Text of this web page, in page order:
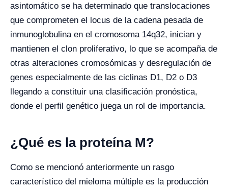
asintomático se ha determinado que translocaciones
que comprometen el locus de la cadena pesada de
inmunoglobulina en el cromosoma 14q32, inician y
mantienen el clon proliferativo, lo que se acompaña de
otras alteraciones cromosómicas y desregulación de
genes especialmente de las ciclinas D1, D2 o D3
llegando a constituir una clasificación pronóstica,
donde el perfil genético juega un rol de importancia.
¿Qué es la proteína M?
Como se mencionó anteriormente un rasgo
característico del mieloma múltiple es la producción